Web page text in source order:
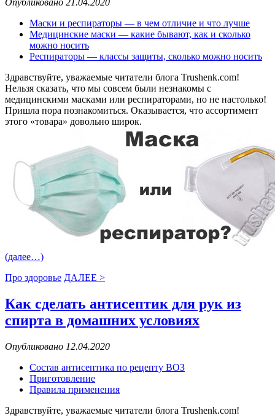
Опубликовано 21.04.2020
Маски и респираторы — в чем отличие и что лучше
Медицинские маски — какие бывают, как и сколько
можно носить
Респираторы — классы защиты, сколько можно носить
Здравствуйте, уважаемые читатели блога Trushenk.com!
Нельзя сказать, что мы совсем были незнакомы с
медицинскими масками или респираторами, но не настолько!
Пришла пора познакомиться. Оказывается, что ассортимент
этого «товара» довольно широк.
(далее…)
Про здоровье ДАЛЕЕ >
Как сделать антисептик для рук из
спирта в домашних условиях
Опубликовано 12.04.2020
Состав антисептика по рецепту ВОЗ
Приготовление
Правила применения
Здравствуйте, уважаемые читатели блога Trushenk.com!